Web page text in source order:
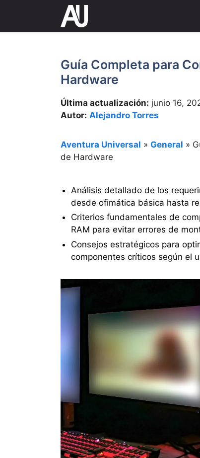
contenido
Guía Completa para
Hardware
Última actualización: junio 16,
Autor: Alejandro Torres
Aventura Universal » General »
de Hardware
Análisis detallado de los
desde ofimática básica hasta
Criterios fundamentales de
RAM para evitar errores de
Consejos estratégicos para
componentes críticos según el